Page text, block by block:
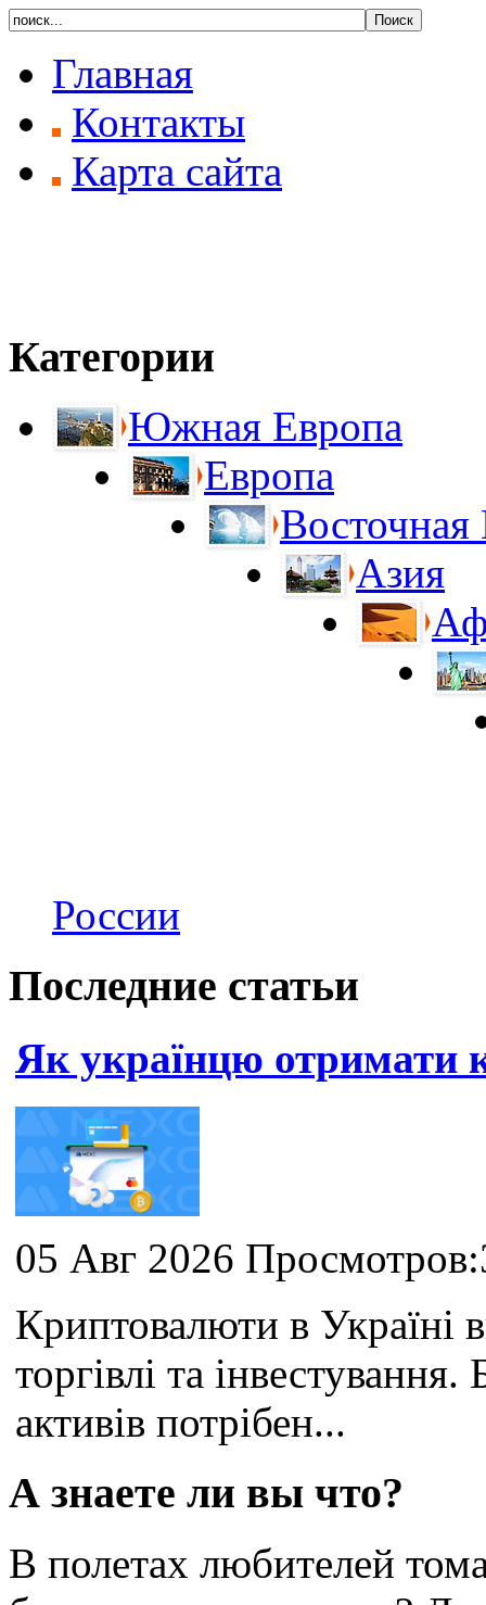
Главная
Контакты
Карта сайта
Категории
Южная Европа
Европа
Восточная
Азия
России
Последние статьи
Як українцю отримати
05 Авг 2026
Криптовалюти в Україні
торгівлі та
активів потрібен...
А знаете ли вы что?
В полетах любителей